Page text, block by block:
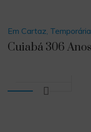
Em Cartaz,
Cuiabá 306